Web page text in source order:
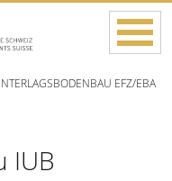
EFZ/EBA
IUB